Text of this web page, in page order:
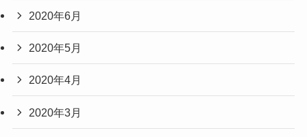
2020年6月
2020年5月
2020年4月
2020年3月